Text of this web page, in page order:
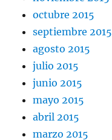
octubre 2015
septiembre 2015
agosto 2015
julio 2015
junio 2015
mayo 2015
abril 2015
marzo 2015